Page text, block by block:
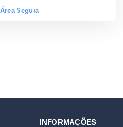
Área Segura
INFORMAÇÕES